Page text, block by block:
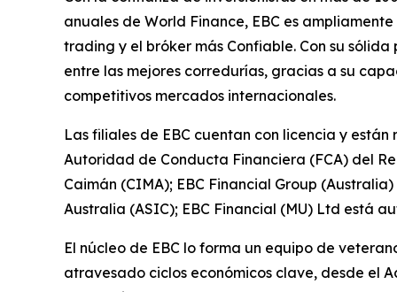
anuales de World Finance, EBC es
trading y el bróker más Confiable. Con su
entre las mejores corredurías, gracias a su
competitivos mercados internacionales.
Las filiales de EBC cuentan con licencia y
Autoridad de Conducta Financiera (FCA) del
Caimán (CIMA); EBC Financial Group
Australia (ASIC); EBC Financial (MU) Ltd está
El núcleo de EBC lo forma un equipo de
atravesado ciclos económicos clave, desde el